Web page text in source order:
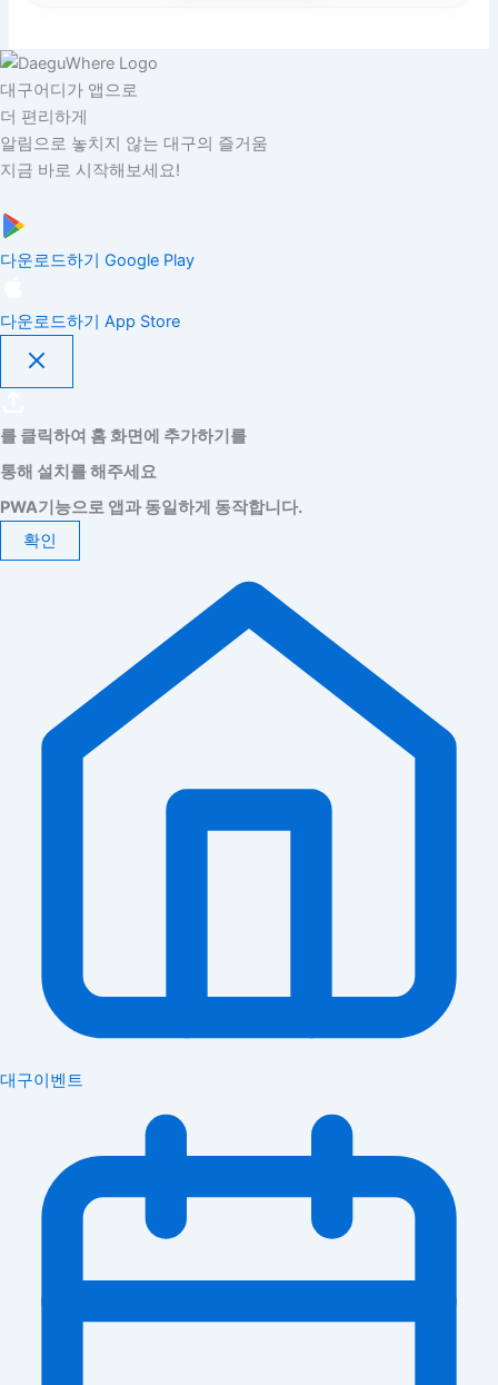
대구어디가 앱으로
더 편리하게
알림으로 놓치지 않는 대구의 즐거움
지금 바로 시작해보세요!
다운로드하기 Google Play
다운로드하기 App Store
를 클릭하여 홈 화면에 추가하기를
통해 설치를 해주세요
PWA기능으로 앱과 동일하게 동작합니다.
확인
대구이벤트